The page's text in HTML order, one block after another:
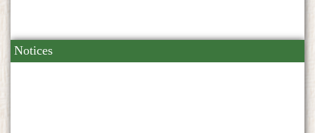
Notices